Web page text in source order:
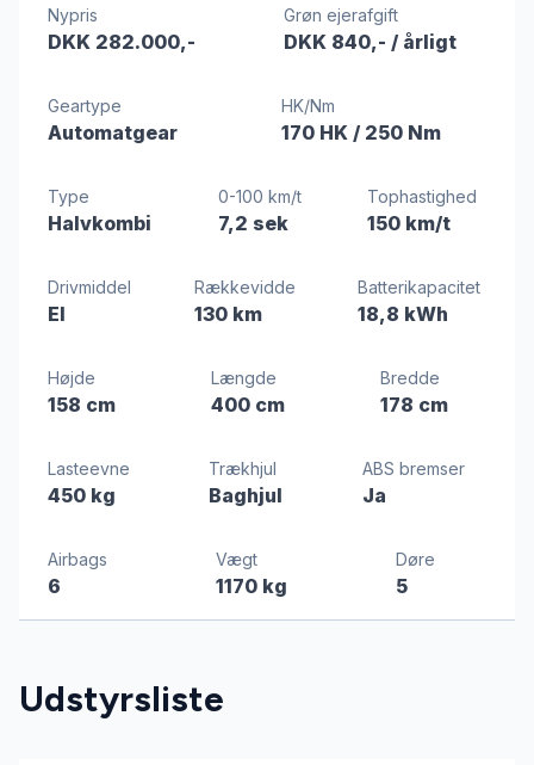
Nypris
DKK 282.000,-
Grøn ejerafgift
DKK 840,- / årligt
Geartype
Automatgear
HK/Nm
170 HK / 250 Nm
Type
Halvkombi
0-100 km/t
7,2 sek
Tophastighed
150 km/t
Drivmiddel
El
Rækkevidde
130 km
Batterikapacitet
18,8 kWh
Højde
158 cm
Længde
400 cm
Bredde
178 cm
Lasteevne
450 kg
Trækhjul
Baghjul
ABS bremser
Ja
Airbags
6
Vægt
1170 kg
Døre
5
Udstyrsliste